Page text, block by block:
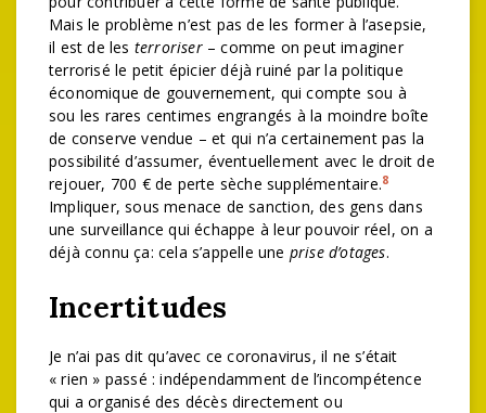
Mais le problème n’est pas de les former à l’asepsie,
il est de les terroriser– comme on peut imaginer
terrorisé le petit épicier déjà ruiné par la politique
économique de gouvernement, qui compte sou à
sou les rares centimes engrangés à la moindre boîte
de conserve vendue – et qui n’a certainement pas la
possibilité d’assumer, éventuellement avec le droit de
rejouer, 700 € de perte sèche supplémentaire.8
Impliquer, sous menace de sanction, des gens dans
une surveillance qui échappe à leur pouvoir réel, on a
déjà connu ça: cela s’appelle une prise d’otages.
Incertitudes
Je n’ai pas dit qu’avec ce coronavirus, il ne s’était
« rien » passé : indépendamment de l’incompétence
qui a organisé des décès directement ou